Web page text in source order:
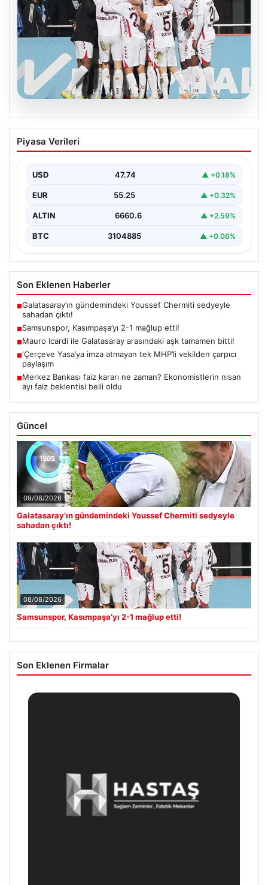
08.08.2026
Samsunspor, Kasımpaşa’yı 2-1 mağlup
etti!
Piyasa Verileri
USD 47.74 ▲ +0.18%
EUR 55.25 ▲ +0.32%
ALTIN 6660.6 ▲ +2.59%
BTC 3104885 ▲ +0.06%
Son Eklenen Haberler
■Galatasaray’ın gündemindeki Youssef Chermiti sedyeyle
sahadan çıktı!
■Samsunspor, Kasımpaşa’yı 2-1 mağlup etti!
■Mauro Icardi ile Galatasaray arasındaki aşk tamamen bitti!
■‘Çerçeve Yasa’ya imza atmayan tek MHP’li vekilden çarpıcı
paylaşım
■Merkez Bankası faiz kararı ne zaman? Ekonomistlerin nisan
ayı faiz beklentisi belli oldu
Güncel
09/08/2026
Galatasaray’ın gündemindeki Youssef Chermiti sedyeyle
sahadan çıktı!
08/08/2026
Samsunspor, Kasımpaşa’yı 2-1 mağlup etti!
Son Eklenen Firmalar